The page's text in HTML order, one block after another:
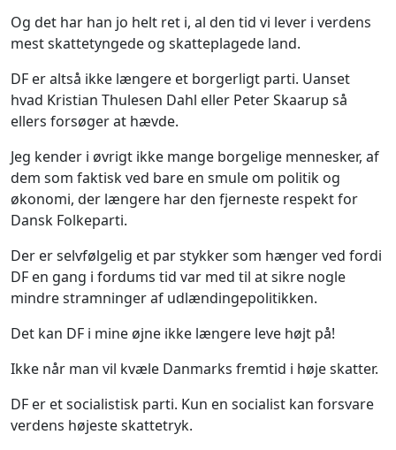
Og det har han jo helt ret i, al den tid vi lever i verdens
mest skattetyngede og skatteplagede land.
DF er altså ikke længere et borgerligt parti. Uanset
hvad Kristian Thulesen Dahl eller Peter Skaarup så
ellers forsøger at hævde.
Jeg kender i øvrigt ikke mange borgelige mennesker, af
dem som faktisk ved bare en smule om politik og
økonomi, der længere har den fjerneste respekt for
Dansk Folkeparti.
Der er selvfølgelig et par stykker som hænger ved fordi
DF en gang i fordums tid var med til at sikre nogle
mindre stramninger af udlændingepolitikken.
Det kan DF i mine øjne ikke længere leve højt på!
Ikke når man vil kvæle Danmarks fremtid i høje skatter.
DF er et socialistisk parti. Kun en socialist kan forsvare
verdens højeste skattetryk.